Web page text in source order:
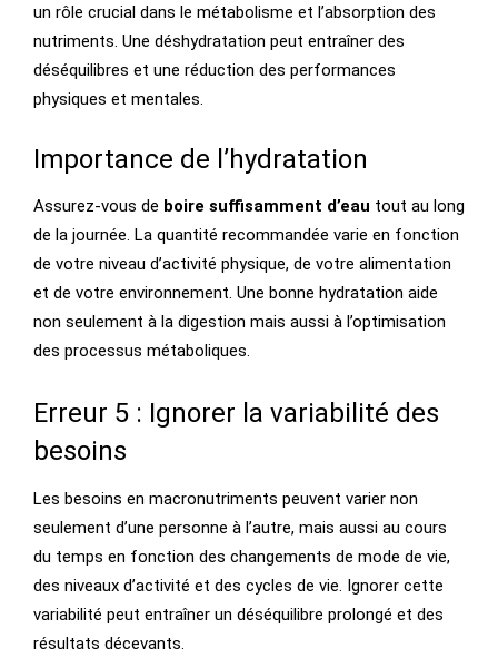
un rôle crucial dans le métabolisme et l’absorption des
nutriments. Une déshydratation peut entraîner des
déséquilibres et une réduction des performances
physiques et mentales.
Importance de l’hydratation
Assurez-vous de boire suffisamment d’eau tout au long
de la journée. La quantité recommandée varie en fonction
de votre niveau d’activité physique, de votre alimentation
et de votre environnement. Une bonne hydratation aide
non seulement à la digestion mais aussi à l’optimisation
des processus métaboliques.
Erreur 5 : Ignorer la variabilité des
besoins
Les besoins en macronutriments peuvent varier non
seulement d’une personne à l’autre, mais aussi au cours
du temps en fonction des changements de mode de vie,
des niveaux d’activité et des cycles de vie. Ignorer cette
variabilité peut entraîner un déséquilibre prolongé et des
résultats décevants.